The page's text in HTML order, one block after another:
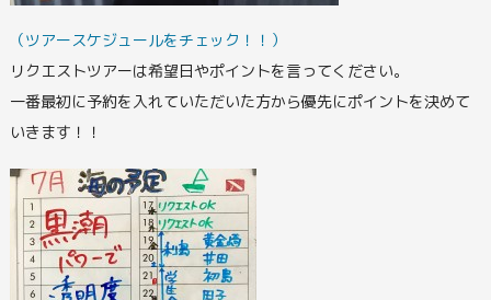
（ツアースケジュールをチェック！！）
リクエストツアーは希望日やポイントを言ってください。
一番最初に予約を入れていただいた方から優先にポイントを決めて
いきます！！